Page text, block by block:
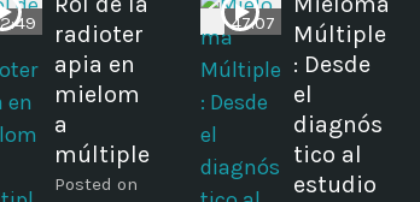
radioter
apia en
mielom
a
múltiple
Posted on
47:07
Múltiple
: Desde
el
diagnós
tico al
estudio